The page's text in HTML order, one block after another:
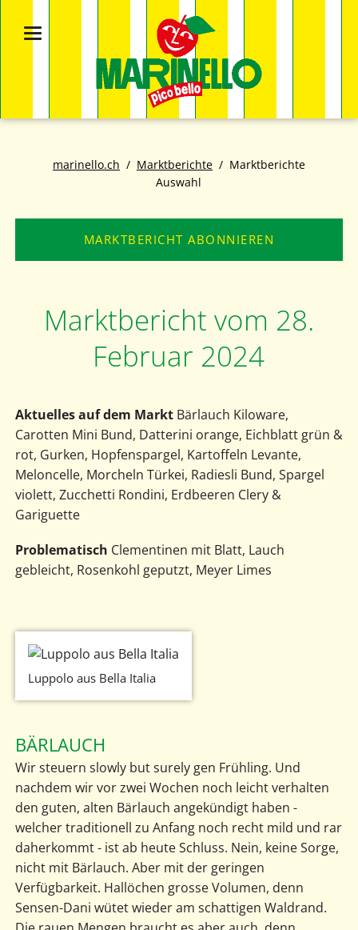
marinello.ch Marktberichte
Marktberichte
Auswahl
MARKTBERICHT ABONNIEREN
Marktbericht vom 28.
Februar 2024
Aktuelles auf dem MarktBärlauch Kiloware,
Carotten Mini Bund, Datterini orange, Eichblatt grün &
rot, Gurken, Hopfenspargel, Kartoffeln Levante,
Meloncelle, Morcheln Türkei, Radiesli Bund, Spargel
violett, Zucchetti Rondini, Erdbeeren Clery &
Gariguette
Problematisch Clementinen mit Blatt, Lauch
gebleicht, Rosenkohl geputzt, Meyer Limes
Luppolo aus Bella Italia
BÄRLAUCH
Wir steuern slowly but surely gen Frühling. Und
nachdem wir vor zwei Wochen noch leicht verhalten
den guten, alten Bärlauch angekündigt haben -
welcher traditionell zu Anfang noch recht mild und rar
daherkommt - ist ab heute Schluss. Nein, keine Sorge,
nicht mit Bärlauch. Aber mit der geringen
Verfügbarkeit. Hallöchen grosse Volumen, denn
Sensen-Dani wütet wieder am schattigen Waldrand.